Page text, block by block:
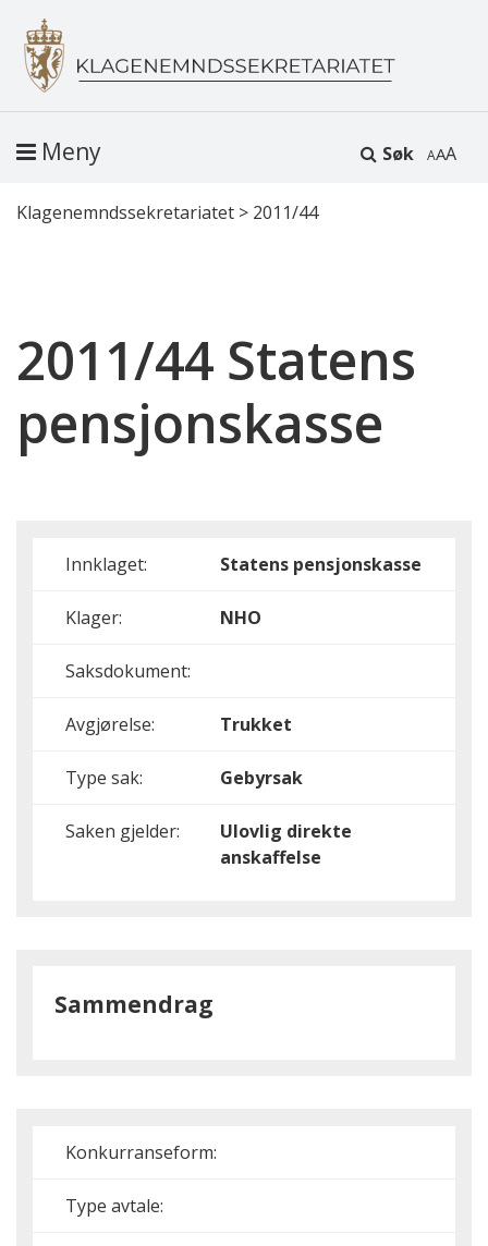
Søk A
Meny
Klagenemndssekretariatet > 2011/44
2011/44 Statens
pensjonskasse
Innklaget: Statens pensjonskasse
Klager: NHO
Saksdokument:
Avgjørelse: Trukket
Type sak: Gebyrsak
Saken gjelder:
Ulovlig direkte
anskaffelse
Sammendrag
Konkurranseform:
Type avtale: